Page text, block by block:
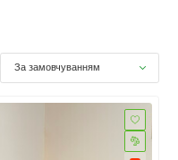
За замовчуванням